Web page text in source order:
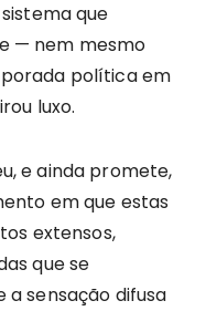
que
— nem mesmo
política em
luxo.
e ainda promete,
em que estas
extensos,
que se
sensação difusa